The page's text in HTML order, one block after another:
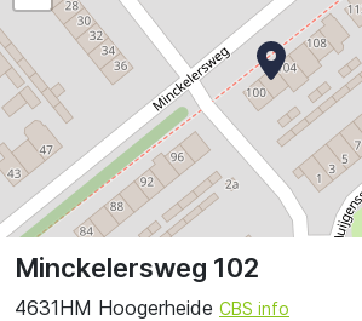
Minckelersweg 102
4631HM Hoogerheide CBS info